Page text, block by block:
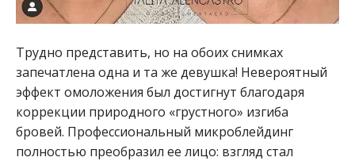
Трудно представить, но на обоих снимках
запечатлена одна и та же девушка! Невероятный
эффект омоложения был достигнут благодаря
коррекции природного «грустного» изгиба
бровей. Профессиональный микроблейдинг
полностью преобразил ее лицо: взгляд стал